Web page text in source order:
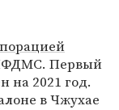
Первый
на 2021 год.
в Чжухае